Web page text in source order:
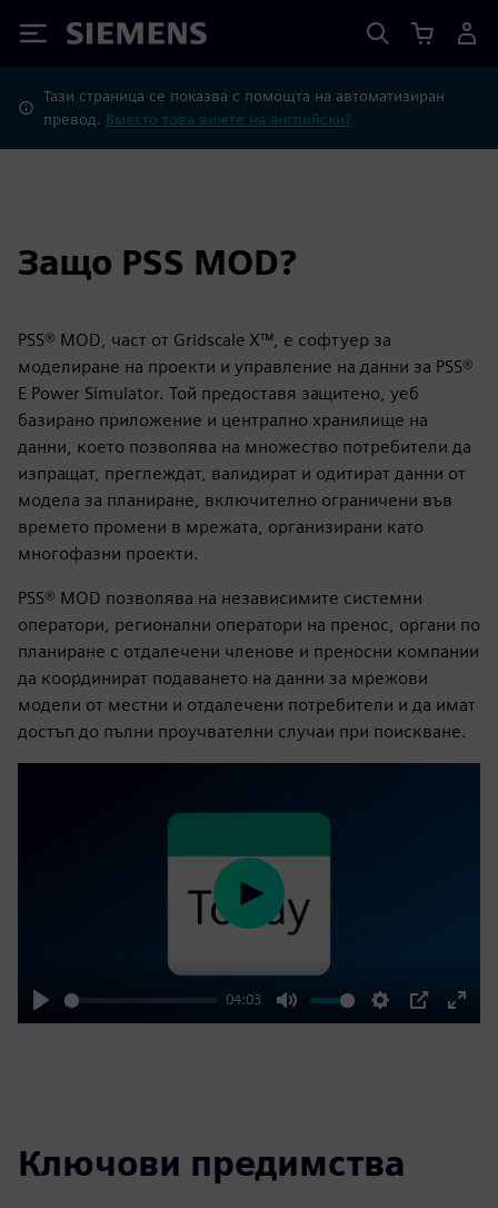
Siemens
Тази страница се показва с помощта на автоматизиран
превод. Вместо това вижте на английски?
Защо PSS MOD?
PSS® MOD, част от Gridscale X™, е софтуер за
моделиране на проекти и управление на данни за PSS®
E Power Simulator. Той предоставя защитено, уеб
базирано приложение и централно хранилище на
данни, което позволява на множество потребители да
изпращат, преглеждат, валидират и одитират данни от
модела за планиране, включително ограничени във
времето промени в мрежата, организирани като
многофазни проекти.
PSS® MOD позволява на независимите системни
оператори, регионални оператори на пренос, органи по
планиране с отдалечени членове и преносни компании
да координират подаването на данни за мрежови
модели от местни и отдалечени потребители и да имат
достъп до пълни проучвателни случаи при поискване.
Play
04:03
Mute Settings
PIP
Enter
Play
Ключови предимства